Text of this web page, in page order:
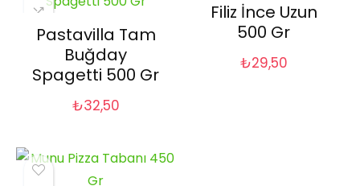
Pastavilla Tam
Buğday
Spagetti 500 Gr
₺32,50
Filiz İnce Uzun
500 Gr
₺29,50